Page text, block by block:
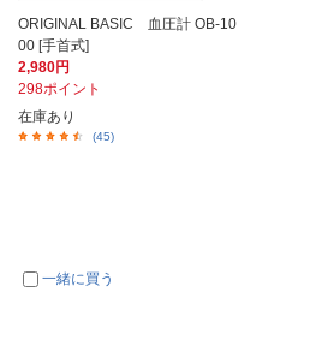
ORIGINAL BASIC 血圧計 OB-10
00 [手首式]
2,980円
298ポイント
在庫あり
(45)
一緒に買う